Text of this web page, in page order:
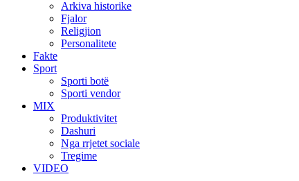
Arkiva historike
Fjalor
Religjion
Personalitete
Fakte
Sport
Sporti botë
Sporti vendor
MIX
Produktivitet
Dashuri
Nga rrjetet sociale
Tregime
VIDEO